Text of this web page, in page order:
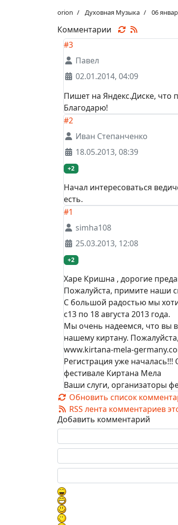
orion Духовная Музыка 06
Комментарии
#3
Павел
02.01.2014, 04:09
Пишет на Яндекс.Диске, что
Благодарю!
#2
Иван Степанченко
18.05.2013, 08:39
+2
Начал интересоваться
есть.
#1
simha108
25.03.2013, 12:08
+2
Харе Кришна , дорогие
Пожалуйста, примите наши
С большой радостью мы
с13 по 18 августа 2013 года.
Мы очень надеемся, что вы
нашему киртану.
www.kirtana-mela-
Регистрация уже
фестивале Киртана Мела
Ваши слуги, организаторы
Обновить список
RSS лента комментариев
Добавить комментарий
Текст комментария